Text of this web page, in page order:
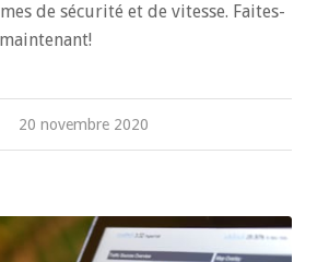
de sécurité et de vitesse. Faites-
20 novembre 2020